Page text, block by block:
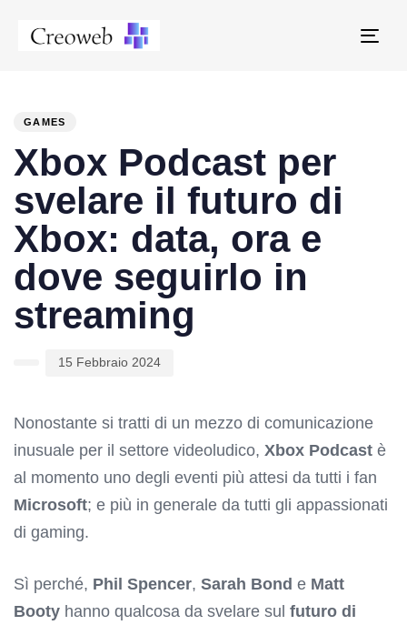
GAMES
Xbox Podcast per
svelare il futuro di
Xbox: data, ora e
dove seguirlo in
streaming
15 Febbraio 2024
Nonostante si tratti di un mezzo di comunicazione
inusuale per il settore videoludico, Xbox Podcast è
al momento uno degli eventi più attesi da tutti i fan
Microsoft; e più in generale da tutti gli appassionati
di gaming.
Sì perché, Phil Spencer, Sarah Bond e Matt
Booty hanno qualcosa da svelare sul futuro di